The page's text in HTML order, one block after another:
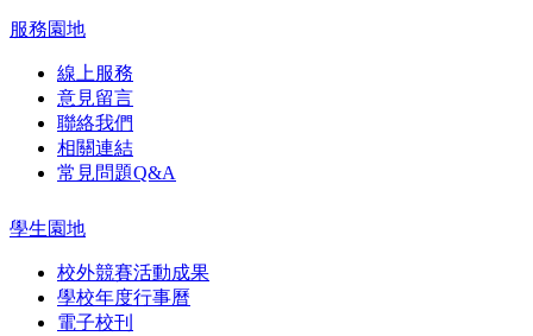
服務園地
線上服務
意見留言
聯絡我們
相關連結
常見問題Q&A
學生園地
校外競賽活動成果
學校年度行事曆
電子校刊